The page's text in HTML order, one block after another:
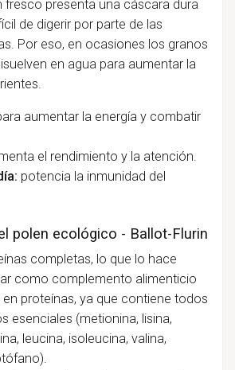
fresco presenta una cáscara dura
de digerir por parte de las
Por eso, en ocasiones los granos
en agua para aumentar la
aumentar la energía y combatir
el rendimiento y la atención.
potencia la inmunidad del
polen ecológico - Ballot-Flurin
completas, lo que lo hace
como complemento alimenticio
en proteínas, ya que contiene todos
esenciales (metionina, lisina,
leucina, isoleucina, valina,